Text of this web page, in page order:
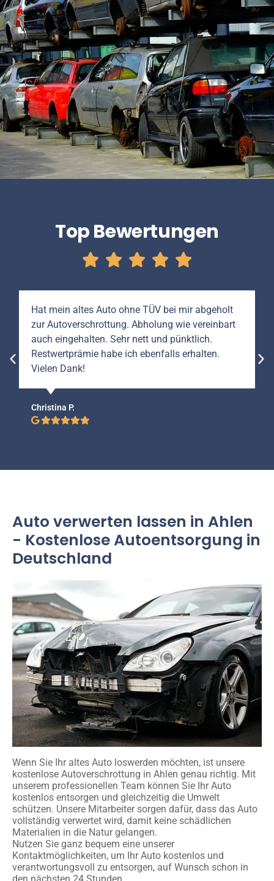
Top Bewertungen
Hat mein altes Auto ohne TÜV bei mir abgeholt
zur Autoverschrottung. Abholung wie vereinbart
auch eingehalten. Sehr nett und pünktlich.
Restwertprämie habe ich ebenfalls erhalten.
Vielen Dank!
Christina P.
Auto verwerten lassen in Ahlen
- Kostenlose Autoentsorgung in
Deutschland
Wenn Sie Ihr altes Auto loswerden möchten, ist unsere
kostenlose Autoverschrottung in Ahlen genau richtig. Mit
unserem professionellen Team können Sie Ihr Auto
kostenlos entsorgen und gleichzeitig die Umwelt
schützen. Unsere Mitarbeiter sorgen dafür, dass das Auto
vollständig verwertet wird, damit keine schädlichen
Materialien in die Natur gelangen.
Nutzen Sie ganz bequem eine unserer
Kontaktmöglichkeiten, um Ihr Auto kostenlos und
verantwortungsvoll zu entsorgen, auf Wunsch schon in